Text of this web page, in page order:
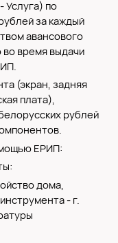
Услуга) по
за каждый
авансового
во время выдачи
(экран, задняя
плата),
рублей
ЕРИП:
дома,
- г.